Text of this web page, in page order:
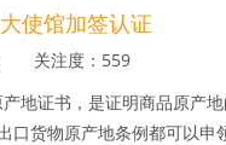
使馆加签认证
关注度：559
地证书，是证明商品原产
口货物原产地条例都可以